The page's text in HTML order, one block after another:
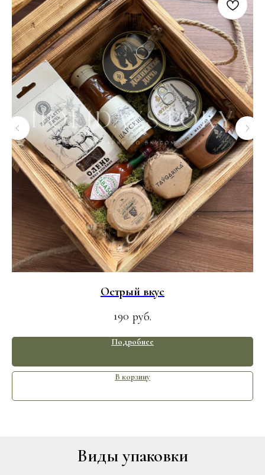
Острый вкус
190 руб.
Подробнее
В корзину
Виды упаковки